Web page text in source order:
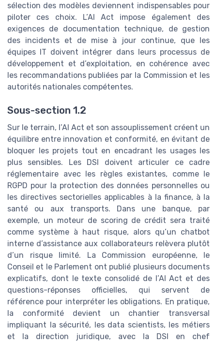
sélection des modèles deviennent indispensables pour
piloter ces choix. L’AI Act impose également des
exigences de documentation technique, de gestion
des incidents et de mise à jour continue, que les
équipes IT doivent intégrer dans leurs processus de
développement et d’exploitation, en cohérence avec
les recommandations publiées par la Commission et les
autorités nationales compétentes.
Sous-section 1.2
Sur le terrain, l’AI Act et son assouplissement créent un
équilibre entre innovation et conformité, en évitant de
bloquer les projets tout en encadrant les usages les
plus sensibles. Les DSI doivent articuler ce cadre
réglementaire avec les règles existantes, comme le
RGPD pour la protection des données personnelles ou
les directives sectorielles applicables à la finance, à la
santé ou aux transports. Dans une banque, par
exemple, un moteur de scoring de crédit sera traité
comme système à haut risque, alors qu’un chatbot
interne d’assistance aux collaborateurs relèvera plutôt
d’un risque limité. La Commission européenne, le
Conseil et le Parlement ont publié plusieurs documents
explicatifs, dont le texte consolidé de l’AI Act et des
questions-réponses officielles, qui servent de
référence pour interpréter les obligations. En pratique,
la conformité devient un chantier transversal
impliquant la sécurité, les data scientists, les métiers
et la direction juridique, avec la DSI en chef